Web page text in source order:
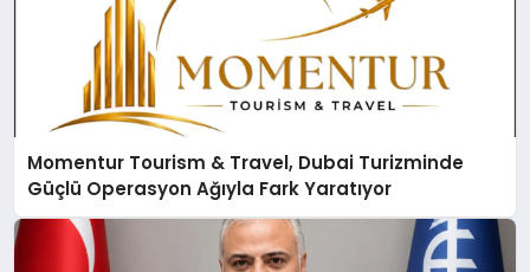
Momentur Tourism & Travel, Dubai Turizminde
Güçlü Operasyon Ağıyla Fark Yaratıyor